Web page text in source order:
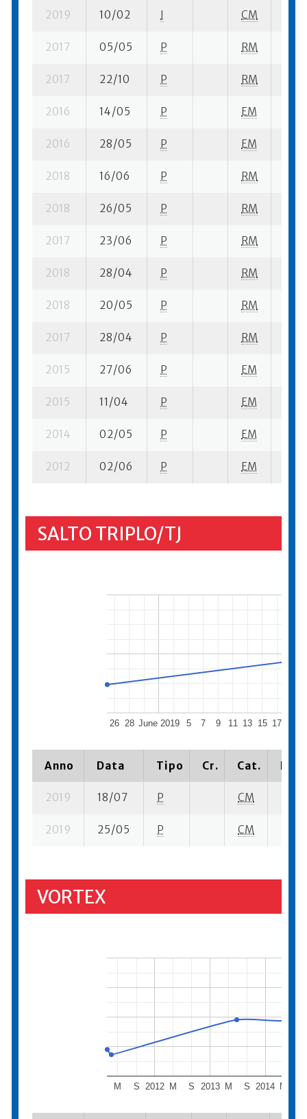
2019 10/02 I CM
2017 05/05 P RM
2017 22/10 P RM
2016 14/05 P EM
2016 28/05 P EM
2018 16/06 P RM
2018 26/05 P RM
2017 23/06 P RM
2018 28/04 P RM
2018 20/05 P RM
2017 28/04 P RM
2015 27/06 P EM
2015 11/04 P EM
2014 02/05 P EM
2012 02/06 P EM
SALTO TRIPLO/TJ
June 2019
26 28 5 7 9 11 13 15 17
Anno Data Tipo Cr. Cat.
2019 18/07 P CM
2019 25/05 P CM
VORTEX
2012 2013 2014
M S M S M S M